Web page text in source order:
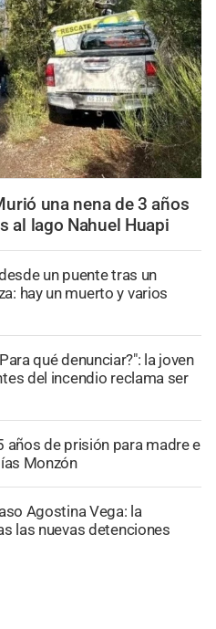
una nena de 3 años
al lago Nahuel Huapi
un puente tras un
hay un muerto y varios
qué denunciar?": la joven
del incendio reclama ser
años de prisión para madre e
Monzón
Agostina Vega: la
las nuevas detenciones